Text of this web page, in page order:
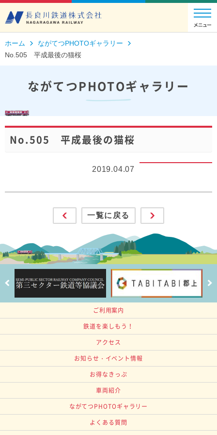
ホーム
ながてつPHOTOギャラリー
No.505 平成最後の猫桜
ながてつPHOTOギャラリー
No.505 平成最後の猫桜
2019.04.07
一覧に戻る
ご利用案内
鉄道を楽しもう！
アクセス
お知らせ・イベント情報
お得なきっぷ
車両紹介
ながてつPHOTOギャラリー
よくある質問